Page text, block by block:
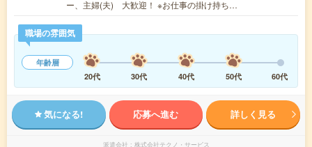
ー、主婦(夫) 大歓迎！ ※お仕事の掛け持ち…
職場の雰囲気
年齢層
20代
30代 40代 50代 60代
気になる! 応募へ進む 詳しく見る
派遣会社 株式会社テクノ・サービス